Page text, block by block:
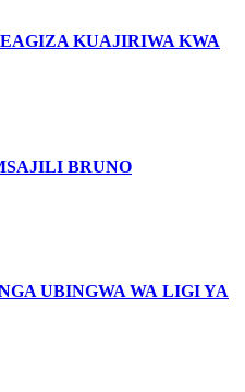
KUAJIRIWA KWA
BRUNO
UBINGWA WA LIGI YA